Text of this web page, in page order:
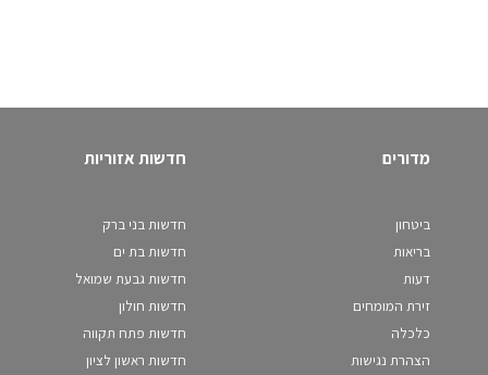
מדורים
ביטחון
בריאות
דעות
זירת המומחים
כלכלה
הצהרת נגישות
חדשות אזוריות
חדשות בני ברק
חדשות בת ים
חדשות גבעת שמואל
חדשות חולון
חדשות פתח תקווה
חדשות ראשון לציון